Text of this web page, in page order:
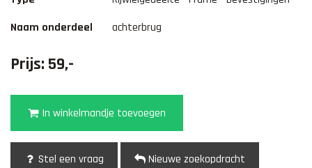
Naam onderdeel
achterbrug
Prijs: 59,-
In winkelmandje toevoegen
Stel een vraag
Nieuwe zoekopdracht